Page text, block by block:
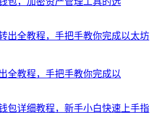
全教程，手把手教你完成以